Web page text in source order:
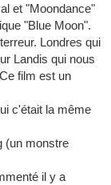
et "Moondance"
"Blue Moon".
Londres qui
Landis qui nous
film est un
c'était la même
(un monstre
il y a